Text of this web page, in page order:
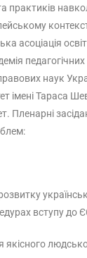
практиків
асоціація
наук
імені Тараса
Пленарні
вступу до